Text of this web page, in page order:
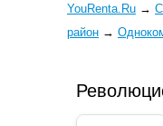
YouRenta.Ru →
район →